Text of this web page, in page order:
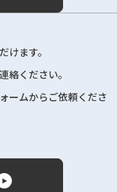
けます。
絡ください。
ームからご依頼くださ